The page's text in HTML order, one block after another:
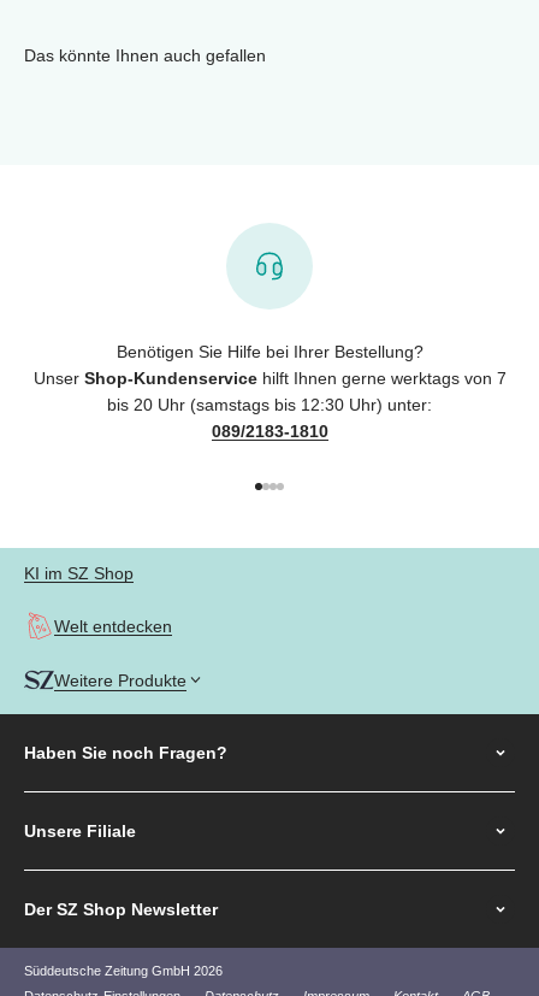
Das könnte Ihnen auch gefallen
Benötigen Sie Hilfe bei Ihrer Bestellung?
Unser Shop-Kundenservicehilft Ihnen gerne werktags von 7
bis 20 Uhr (samstags bis 12:30 Uhr) unter:
089/2183-1810
KI im SZ Shop
Welt entdecken
Weitere Produkte
Haben Sie noch Fragen?
Unsere Filiale
Der SZ Shop Newsletter
Süddeutsche Zeitung GmbH 2026